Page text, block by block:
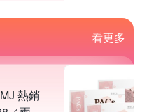
看更多
熱銷